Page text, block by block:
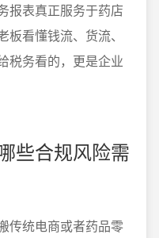
报表真正服务于药店
看懂钱流、货流、
税务看的，更是企业
些合规风险需
传统电商或者药品零